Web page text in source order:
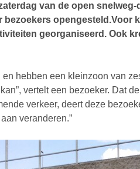
van de open
bezoekers opengesteld.Voor
georganiseerd. Ook
hebben een kleinzoon van
vertelt een bezoeker. Dat
verkeer, deert deze
veranderen.”